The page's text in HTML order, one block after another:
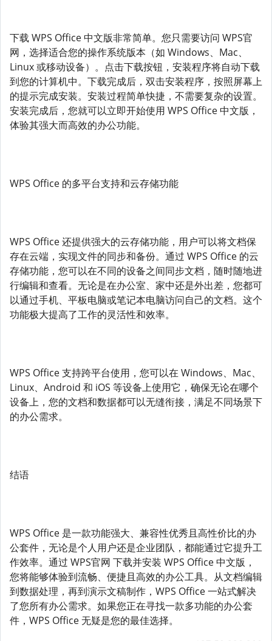
下载 WPS Office 中文版非常简单。您只需要访问 WPS官
网，选择适合您的操作系统版本（如 Windows、Mac、
Linux 或移动设备）。点击下载按钮，安装程序将自动下载
到您的计算机中。下载完成后，双击安装程序，按照屏幕上
的提示完成安装。安装过程简单快捷，不需要复杂的设置。
安装完成后，您就可以立即开始使用 WPS Office 中文版，
体验其强大而高效的办公功能。
WPS Office 的多平台支持和云存储功能
WPS Office 还提供强大的云存储功能，用户可以将文档保
存在云端，实现文件的同步和备份。通过 WPS Office 的云
存储功能，您可以在不同的设备之间同步文档，随时随地进
行编辑和查看。无论是在办公室、家中还是外出差，您都可
以通过手机、平板电脑或笔记本电脑访问自己的文档。这个
功能极大提高了工作的灵活性和效率。
WPS Office 支持跨平台使用，您可以在 Windows、Mac、
Linux、Android 和 iOS 等设备上使用它，确保无论在哪个
设备上，您的文档和数据都可以无缝衔接，满足不同场景下
的办公需求。
结语
WPS Office 是一款功能强大、兼容性优秀且高性价比的办
公套件，无论是个人用户还是企业团队，都能通过它提升工
作效率。通过 WPS官网 下载并安装 WPS Office 中文版，
您将能够体验到流畅、便捷且高效的办公工具。从文档编辑
到数据处理，再到演示文稿制作，WPS Office 一站式解决
了您所有办公需求。如果您正在寻找一款多功能的办公套
件，WPS Office 无疑是您的最佳选择。